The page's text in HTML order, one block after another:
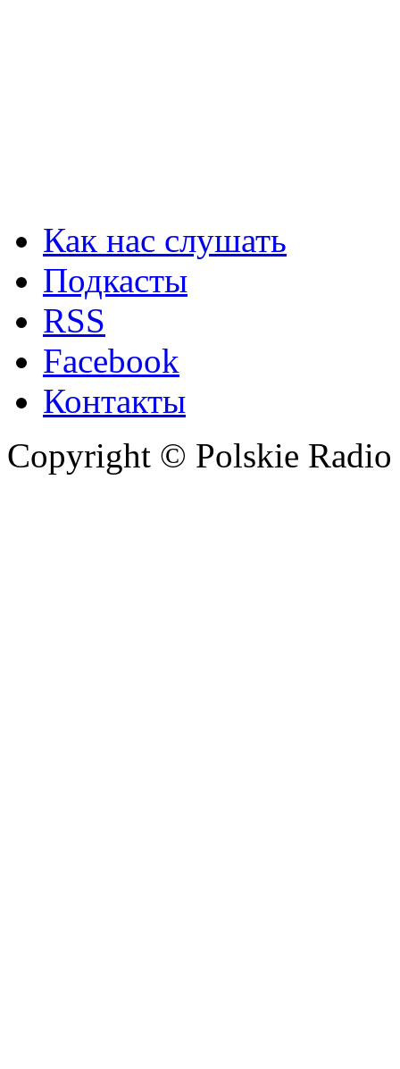
Как нас слушать
Подкасты
RSS
Facebook
Контакты
Copyright © Polskie